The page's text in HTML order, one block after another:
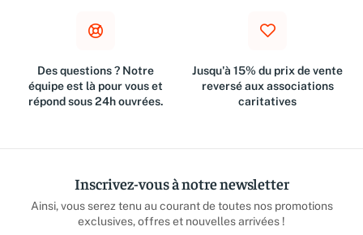
Des questions ? Notre
équipe est là pour vous et
répond sous 24h ouvrées.
Jusqu'à 15% du prix de vente
reversé aux associations
caritatives
Inscrivez-vous à notre newsletter
Ainsi, vous serez tenu au courant de toutes nos promotions
exclusives, offres et nouvelles arrivées !